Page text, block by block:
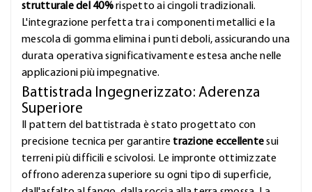
strutturale del 40%rispetto ai cingoli tradizionali.
L'integrazione perfetta tra i componenti metallici e la
mescola di gomma elimina i punti deboli, assicurando una
durata operativa significativamente estesa anche nelle
applicazioni più impegnative.
Battistrada Ingegnerizzato: Aderenza
Superiore
Il pattern del battistrada è stato progettato con
precisione tecnica per garantire trazione eccellentesui
terreni più difficili e scivolosi. Le impronte ottimizzate
offrono aderenza superiore su ogni tipo di superficie,